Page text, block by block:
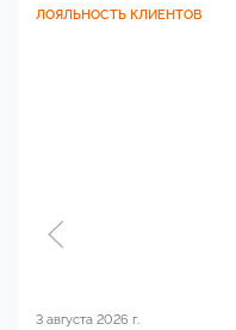
ЛОЯЛЬНОСТЬ КЛИЕНТОВ
3 августа 2026 г.